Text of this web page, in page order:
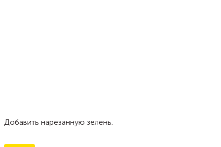
Добавить нарезанную зелень.